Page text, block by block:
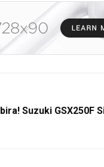
Suzuki GSX250F